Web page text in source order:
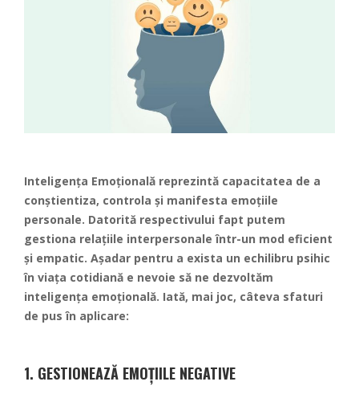
Inteligența Emoțională reprezintă capacitatea de a
conștientiza, controla și manifesta emoțiile
personale. Datorită respectivului fapt putem
gestiona relațiile interpersonale într-un mod eficient
și empatic. Așadar pentru a exista un echilibru psihic
în viața cotidiană e nevoie să ne dezvoltăm
inteligența emoțională. Iată, mai joc, câteva sfaturi
de pus în aplicare:
1. GESTIONEAZĂ EMOȚIILE NEGATIVE